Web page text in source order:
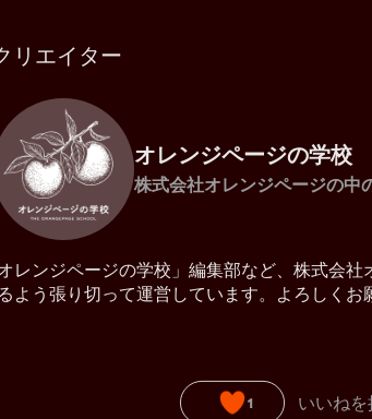
リエイター
オレンジページの学校
株式会社オレンジページの中
オレンジページの学校」編集部など、株式会
よう張り切って運営しています。よろしくお
1 いいね